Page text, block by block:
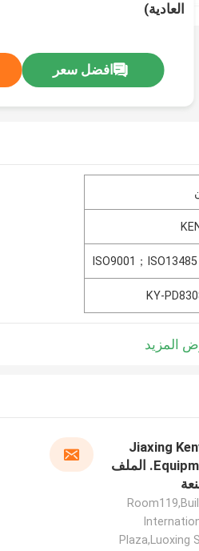
العادية)
افضل سعر
ISO9001；ISO13485
KY-
المزيد
Jiaxing
Equipment Co., Ltd. الملف
Plaza,Luoxing